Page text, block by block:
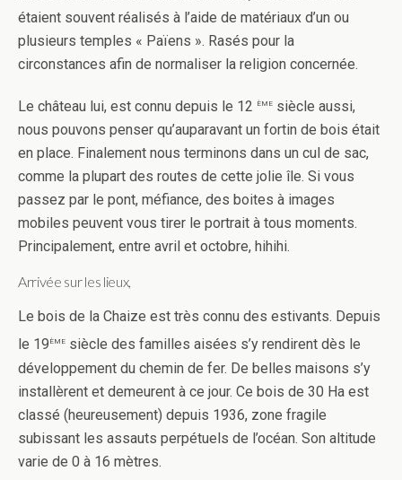
étaient souvent réalisés à l’aide de matériaux d’un ou
plusieurs temples « Païens ». Rasés pour la
circonstances afin de normaliser la religion concernée.
Le château lui, est connu depuis le 12 ème siècle aussi,
nous pouvons penser qu’auparavant un fortin de bois était
en place. Finalement nous terminons dans un cul de sac,
comme la plupart des routes de cette jolie île. Si vous
passez par le pont, méfiance, des boites à images
mobiles peuvent vous tirer le portrait à tous moments.
Principalement, entre avril et octobre, hihihi.
Arrivée sur les lieux,
Le bois de la Chaize est très connu des estivants. Depuis
le 19ème siècle des familles aisées s’y rendirent dès le
développement du chemin de fer. De belles maisons s’y
installèrent et demeurent à ce jour. Ce bois de 30 Ha est
classé (heureusement) depuis 1936, zone fragile
subissant les assauts perpétuels de l’océan. Son altitude
varie de 0 à 16 mètres.